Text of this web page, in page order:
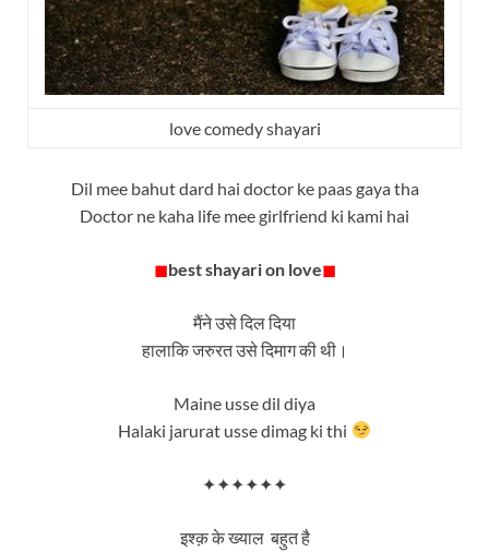
love comedy shayari
Dil mee bahut dard hai doctor ke paas gaya tha
Doctor ne kaha life mee girlfriend ki kami hai
◼best shayari on love◼
मैंने उसे दिल दिया
हालाकि जरुरत उसे दिमाग की थी।
Maine usse dil diya
Halaki jarurat usse dimag ki thi
✦✦✦✦✦✦
इश्क़ के ख्याल बहुत है